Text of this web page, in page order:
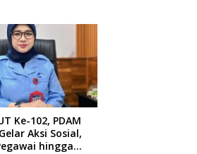
Ke-102, PDAM
Aksi Sosial,
hingga